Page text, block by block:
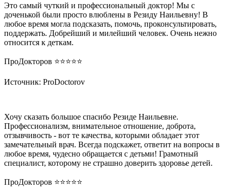
Это самый чуткий и профессиональный доктор! Мы с
доченькой были просто влюблены в Резиду Наильевну! В
любое время могла подсказать, помочь, проконсультировать,
поддержать. Добрейший и милейший человек. Очень нежно
относится к деткам.
ПроДокторов ⭐️⭐️⭐️⭐️⭐️
Источник: ProDoctorov
Хочу сказать большое спасибо Резиде Наильевне.
Профессионализм, внимательное отношение, доброта,
отзывчивость - вот те качества, которыми обладает этот
замечательный врач. Всегда подскажет, ответит на вопросы в
любое время, чудесно обращается с детьми! Грамотный
специалист, которому не страшно доверить здоровье детей.
ПроДокторов ⭐️⭐️⭐️⭐️⭐️